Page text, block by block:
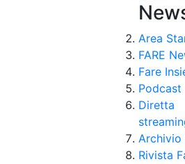
Area
FARE
Fare
Podcast
Diretta
Archivio
Rivista